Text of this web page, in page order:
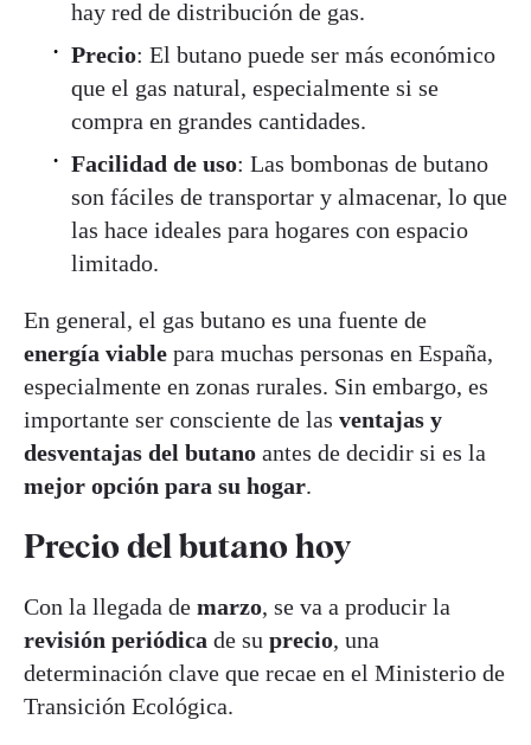
hay red de distribución de gas.
Precio: El butano puede ser más económico
que el gas natural, especialmente si se
compra en grandes cantidades.
Facilidad de uso: Las bombonas de butano
son fáciles de transportar y almacenar, lo que
las hace ideales para hogares con espacio
limitado.
En general, el gas butano es una fuente de
energía viable para muchas personas en España,
especialmente en zonas rurales. Sin embargo, es
importante ser consciente de las ventajas y
desventajas del butano antes de decidir si es la
mejor opción para su hogar.
Precio del butano hoy
Con la llegada de marzo, se va a producir la
revisión periódica de su precio, una
determinación clave que recae en el Ministerio de
Transición Ecológica.